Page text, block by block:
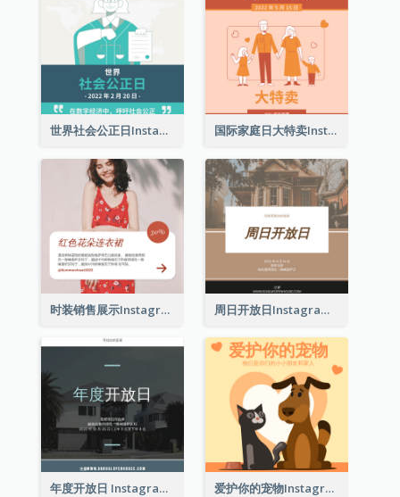
世界社会公正日Instagram帖子 国际家庭日大特卖Instagram帖子
时装销售展示Instagram帖子 周日开放日Instagram帖子
年度开放日 Instagram 帖子 爱护你的宠物Instagram帖子